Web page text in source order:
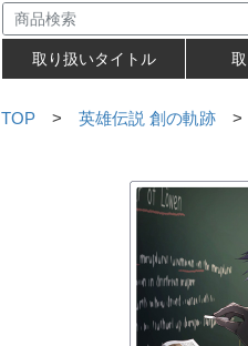
取り扱いタイトル
TOP > 英雄伝説 創の軌跡 >